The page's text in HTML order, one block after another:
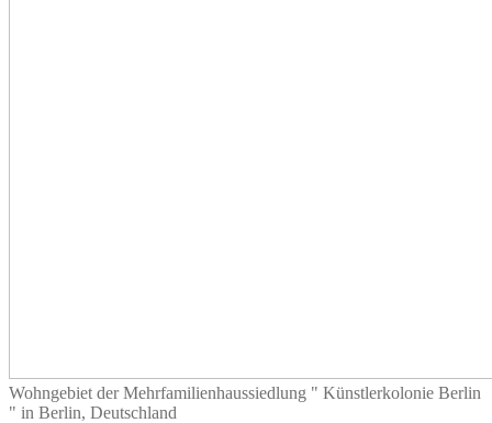
Wohngebiet der Mehrfamilienhaussiedlung " Künstlerkolonie Berlin
" in Berlin, Deutschland